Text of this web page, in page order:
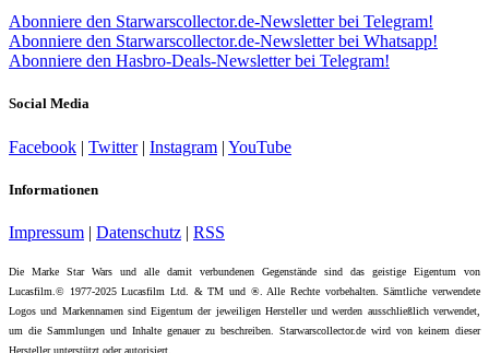
Abonniere den Starwarscollector.de-Newsletter bei Telegram!
Abonniere den Starwarscollector.de-Newsletter bei Whatsapp!
Abonniere den Hasbro-Deals-Newsletter bei Telegram!
Social Media
Facebook | Twitter| Instagram | YouTube
Informationen
Impressum | Datenschutz | RSS
Die Marke Star Wars und alle damit verbundenen Gegenstände sind das geistige Eigentum von
Lucasfilm.© 1977-2025 Lucasfilm Ltd. & TM und ®. Alle Rechte vorbehalten. Sämtliche verwendete
Logos und Markennamen sind Eigentum der jeweiligen Hersteller und werden ausschließlich verwendet,
um die Sammlungen und Inhalte genauer zu beschreiben. Starwarscollector.de wird von keinem dieser
Hersteller unterstützt oder autorisiert.